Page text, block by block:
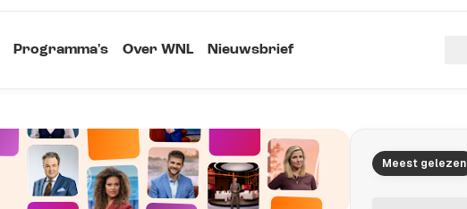
Programma's Over WNL Nieuwsbrief
Meest gelezen